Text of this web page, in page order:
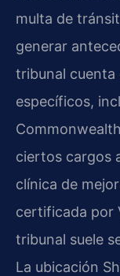
multa de
generar
tribunal cuenta
específicos,
ciertos cargos
clínica de
certificada por
tribunal suele
La ubicación